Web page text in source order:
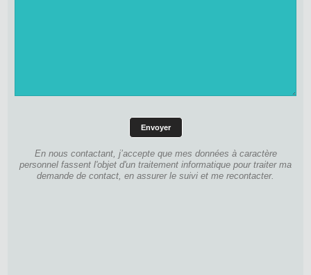
Envoyer
En nous contactant, j’accepte que mes données à caractère
personnel fassent l'objet d'un traitement informatique pour traiter ma
demande de contact, en assurer le suivi et me recontacter.